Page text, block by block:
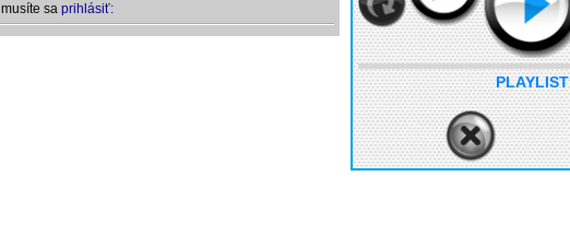
sa prihlásiť:
PLAYLIST